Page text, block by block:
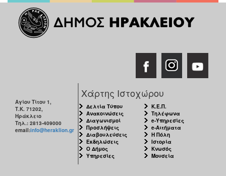
Αγίου Τίτου 1,
Τ.Κ. 71202,
Ηράκλειο
Τηλ.: 2813-409000
email:info@heraklion.gr
Χάρτης Ιστοχώρου
Δελτία Τύπου
Ανακοινώσεις
Διαγωνισμοί
Προσλήψεις
Διαβουλεύσεις
Εκδηλώσεις
Ο Δήμος
Υπηρεσίες
Κ.Ε.Π.
Τηλέφωνα
e-Υπηρεσίες
e-Αιτήματα
Η Πόλη
Ιστορία
Κνωσός
Μουσεία